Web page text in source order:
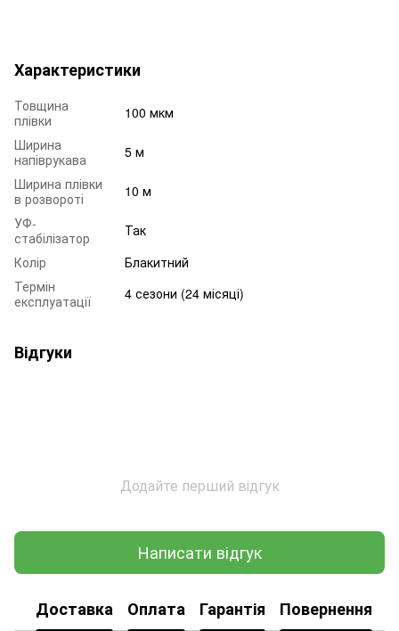
Характеристики
Товщина
плівки
100 мкм
Ширина
напіврукава
5 м
Ширина плівки
в розвороті
10 м
УФ-
стабілізатор
Так
Колір
Блакитний
Термін
експлуатації
4 сезони (24 місяці)
Відгуки
Додайте перший відгук
Написати відгук
Доставка Оплата Гарантія Повернення